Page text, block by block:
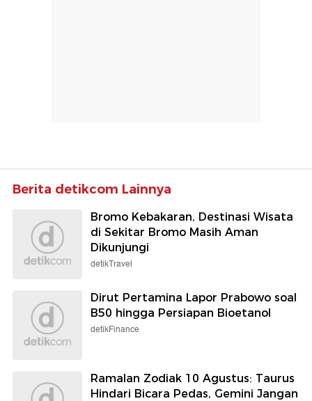
Berita detikcom Lainnya
Bromo Kebakaran, Destinasi Wisata
di Sekitar Bromo Masih Aman
Dikunjungi
detikTravel
Dirut Pertamina Lapor Prabowo soal
B50 hingga Persiapan Bioetanol
detikFinance
Ramalan Zodiak 10 Agustus: Taurus
Hindari Bicara Pedas, Gemini Jangan